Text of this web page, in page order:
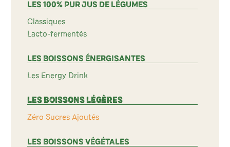
LES 100% PUR JUS DE LÉGUMES
Classiques
Lacto-fermentés
LES BOISSONS ÉNERGISANTES
Les Energy Drink
LES BOISSONS LÉGÈRES
Zéro Sucres Ajoutés
LES BOISSONS VÉGÉTALES